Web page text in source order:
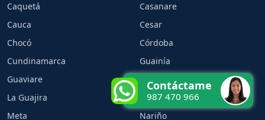
Caquetá
Casanare
Cauca
Cesar
Chocó
Córdoba
Cundinamarca
Guainía
Guaviare
Huila
La Guajira
Magdalena
Meta
Nariño
Contáctame
987 470 966